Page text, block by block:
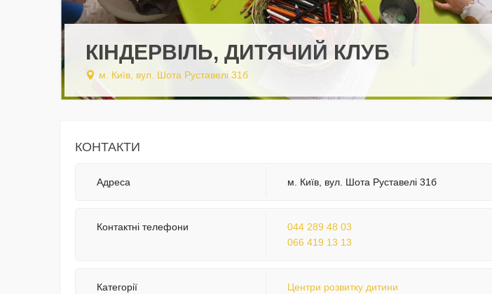
КІНДЕРВІЛЬ, ДИТЯЧИЙ КЛУБ
м. Київ, вул. Шота Руставелі 31б
КОНТАКТИ
Адреса м. Київ, вул. Шота Руставелі 31б
Контактні телефони
044 289 48 03
066 419 13 13
Категорії
Центри розвитку дитини